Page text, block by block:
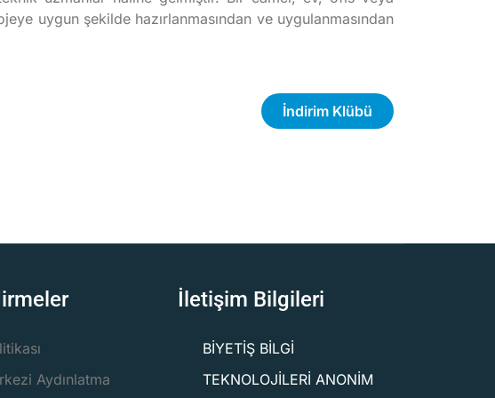
uygun şekilde hazırlanmasından ve uygulanmasından
İndirim Klübü
Aydınlatma
İletişim Bilgileri
BİYETİŞ BİLGİ
TEKNOLOJİLERİ ANONİM